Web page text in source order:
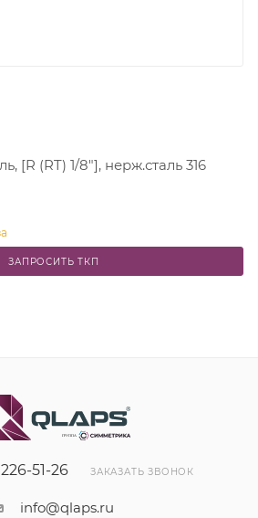
[R (RT) 1/8"], нерж.сталь 316
ЗАПРОСИТЬ ТКП
51-26 ЗАКАЗАТЬ ЗВОНОК
info@qlaps.ru